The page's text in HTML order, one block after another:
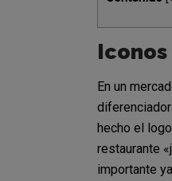
En un
hecho el
restaurante
importante